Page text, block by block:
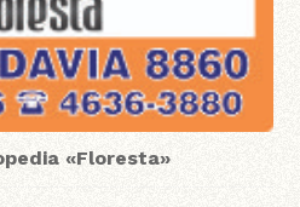
«Floresta»